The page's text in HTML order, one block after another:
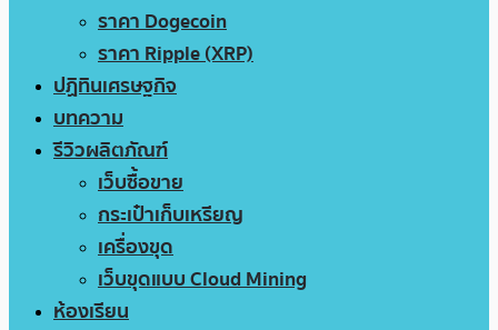
ราคา Dogecoin
ราคา Ripple (XRP)
ปฏิทินเศรษฐกิจ
บทความ
รีวิวผลิตภัณฑ์
เว็บซื้อขาย
กระเป๋าเก็บเหรียญ
เครื่องขุด
เว็บขุดแบบ Cloud Mining
ห้องเรียน